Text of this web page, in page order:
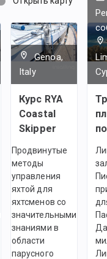
Genoa,
Italy
Курс RYA
Coastal
Skipper
Продвинутые
методы
управления
яхтой для
яхтсменов со
значительными
знаниями в
области
парусного